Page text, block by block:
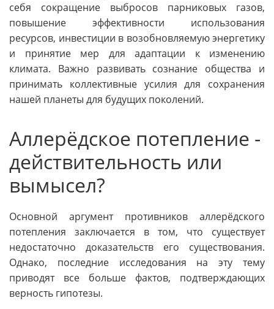
себя сокращение выбросов парниковых газов,
повышение эффективности использования
ресурсов, инвестиции в возобновляемую энергетику
и принятие мер для адаптации к изменению
климата. Важно развивать сознание общества и
принимать коллективные усилия для сохранения
нашей планеты для будущих поколений.
Аллерёдское потепление -
действительность или
вымысел?
Основной аргумент противников аллерёдского
потепления заключается в том, что существует
недостаточно доказательств его существования.
Однако, последние исследования на эту тему
приводят все больше фактов, подтверждающих
верность гипотезы.